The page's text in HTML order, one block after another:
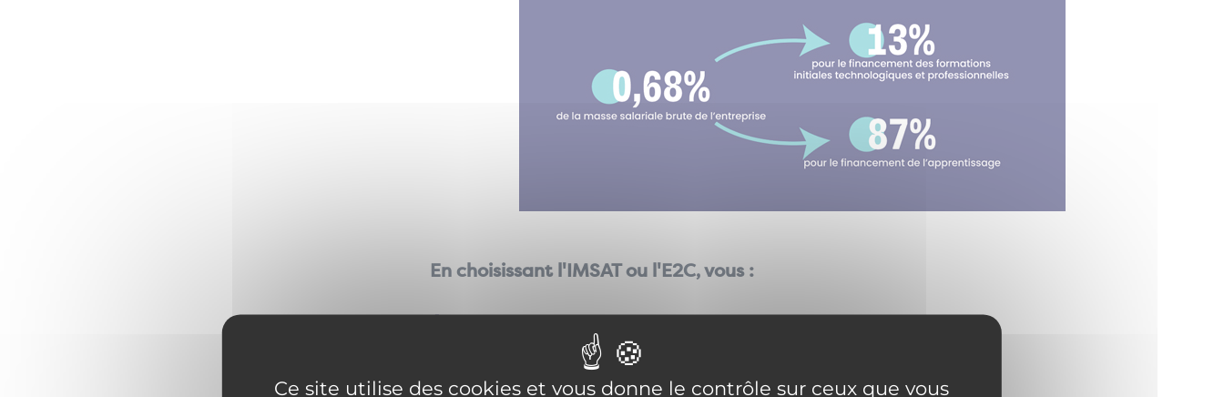
En choisissant l'IMSAT ou l'E2C, vous :
Soutenez la formation professionnelle des jeunes de votre territoire.
Favorisez le développement d'initiatives pédagogiques et de projets innovants.
Ce site utilise des cookies et vous donne le contrôle sur ceux que vous